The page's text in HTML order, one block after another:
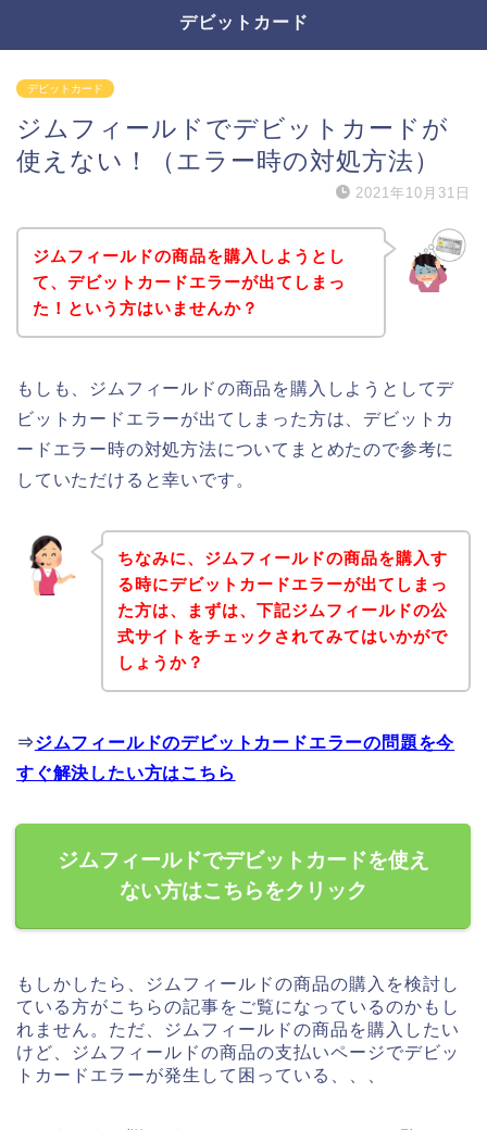
デビットカード
デビットカード
ジムフィールドでデビットカードが
使えない！（エラー時の対処方法）
2021年10月31日
ジムフィールドの商品を購入しようとし
て、デビットカードエラーが出てしまっ
た！という方はいませんか？
もしも、ジムフィールドの商品を購入しようとしてデ
ビットカードエラーが出てしまった方は、デビットカ
ードエラー時の対処方法についてまとめたので参考に
していただけると幸いです。
ちなみに、ジムフィールドの商品を購入す
る時にデビットカードエラーが出てしまっ
た方は、まずは、下記ジムフィールドの公
式サイトをチェックされてみてはいかがで
しょうか？
⇒ジムフィールドのデビットカードエラーの問題を今
すぐ解決したい方はこちら
ジムフィールドでデビットカードを使え
ない方はこちらをクリック
もしかしたら、ジムフィールドの商品の購入を検討し
ている方がこちらの記事をご覧になっているのかもし
れません。ただ、ジムフィールドの商品を購入したい
けど、ジムフィールドの商品の支払いページでデビッ
トカードエラーが発生して困っている、、、